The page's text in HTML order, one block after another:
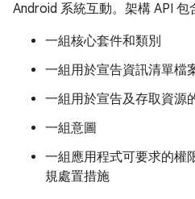
Android 系統互動。架構 API 包
一組核心套件和類別
一組用於宣告資訊清單檔
一組用於宣告及存取資源
一組意圖
一組應用程式可要求的權
規處置措施